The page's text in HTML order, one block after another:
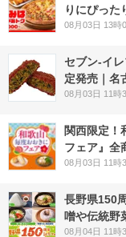
りにぴった
08月03日 13時
セブン-イ
定発売｜名
08月03日 11時
関西限定！
フェア』全
08月03日 11時
長野県150
噌や伝統野
08月04日 11時